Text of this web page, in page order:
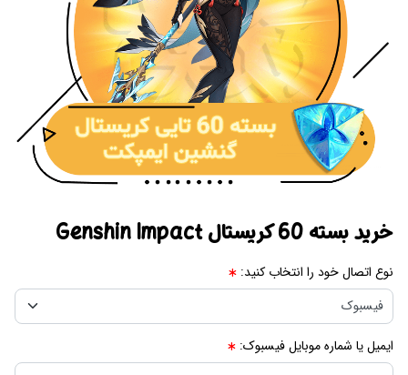
خرید بسته 60 کریستال Genshin Impact
نوع اتصال خود را انتخاب کنید:
ایمیل یا شماره موبایل فیسبوک: